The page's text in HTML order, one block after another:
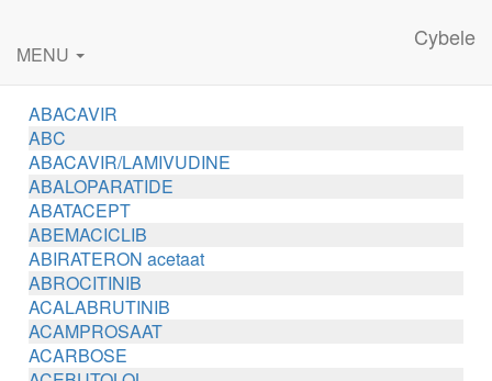
Cybele
MENU
ABACAVIR
ABC
ABACAVIR/LAMIVUDINE
ABALOPARATIDE
ABATACEPT
ABEMACICLIB
ABIRATERON acetaat
ABROCITINIB
ACALABRUTINIB
ACAMPROSAAT
ACARBOSE